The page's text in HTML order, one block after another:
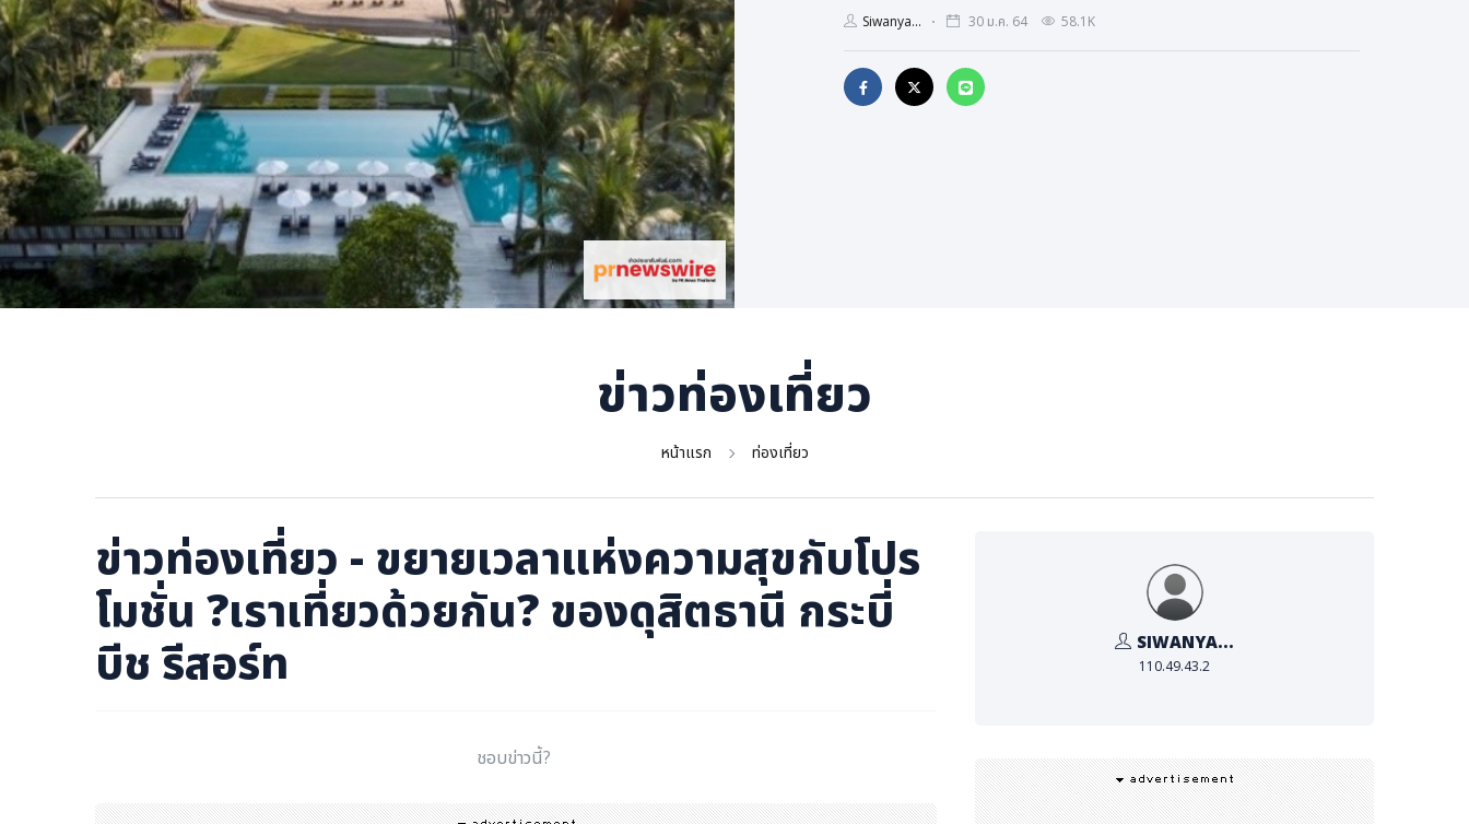
ราชการ, รัฐวิสาหกิจ
ธุรกิจ, สังคม
เศรษฐกิจ, การเงิน
การเกษตร
พลังงาน, สิ่งแวดล้อม
ยานยนต์
ขนส่ง
การงาน, อาชีพ
กิจกรรม
Siwanya... 30 ม.ค. 64 58.1K
ข่าวท่องเที่ยว
หน้าแรก ท่องเที่ยว
ข่าวท่องเที่ยว - ขยายเวลาแห่งความสุขกับโปร
โมชั่น ?เราเที่ยวด้วยกัน? ของดุสิตธานี กระบี่
บีช รีสอร์ท
ชอบข่าวนี้?
SIWANYA...
110.49.43.2